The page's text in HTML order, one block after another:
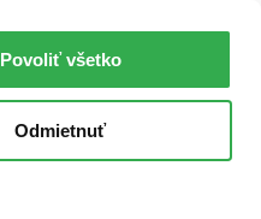
Povoliť všetko
Odmietnuť